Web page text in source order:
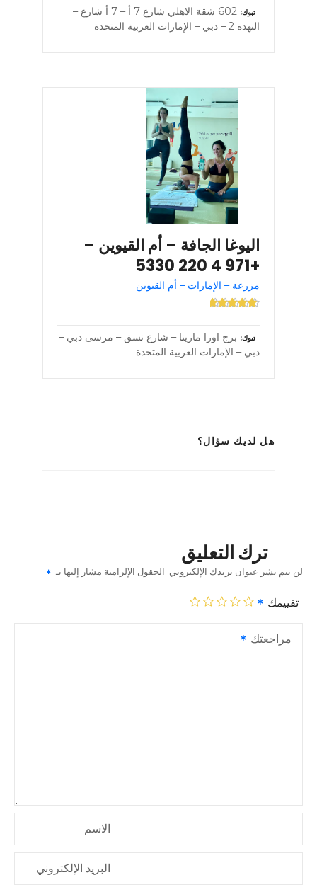
تبوك
602 شقة الاهلي شارع 7 أ – 7 أ شارع –
النهدة 2 – دبي – الإمارات العربية المتحدة
اليوغا الجافة – أم القيوين –
+971 4 220 5330
مزرعة – الإمارات – أم القيوين
تبوك
برج اورا مارينا – شارع نسق – مرسى دبي –
دبي – الإمارات العربية المتحدة
هل لديك سؤال؟
ترك التعليق
لن يتم نشر عنوان بريدك الإلكتروني. الحقول الإلزامية مشار إليها بـ
تقييمك
مراجعتك
الاسم
البريد الإلكتروني